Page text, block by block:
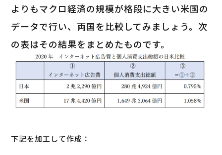
よりもマクロ経済の規模が格段に大きい米国の
データで行い、両国を比較してみましょう。次
の表はその結果をまとめたものです。
下記を加工して作成：